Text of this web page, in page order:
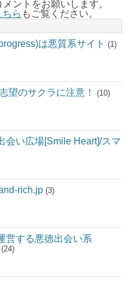
ントをお願いします。
ちら もご覧ください。
は悪質系サイト (1)
望のサクラに注意！ (10)
会い広場[Smile Heart]/スマ
rich.jp (3)
営する悪徳出会い系
(24)